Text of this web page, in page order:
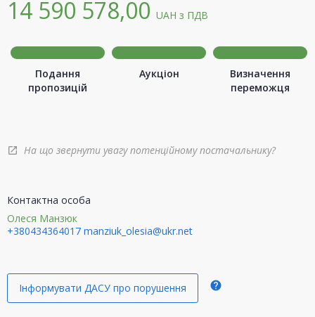
14 590 578,00 UAH з ПДВ
Подання
пропозицій
Аукціон
Визначення
переможця
open_in_new На що звернути увагу потенційному постачальнику?
Контактна особа
Олеся Манзюк
+380434364017 manziuk_olesia@ukr.net
Інформувати ДАСУ про порушення help